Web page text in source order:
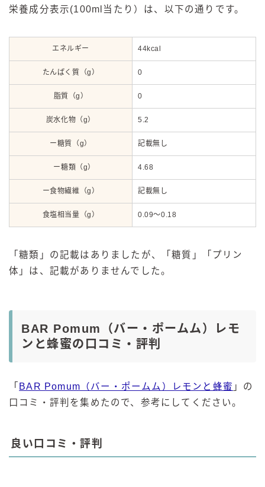
栄養成分表示(100ml当たり）は、以下の通りです。
エネルギー 44kcal
たんぱく質（g） 0
脂質（g） 0
炭水化物（g） 5.2
ー糖質（g） 記載無し
ー糖類（g） 4.68
ー食物繊維（g） 記載無し
食塩相当量（g） 0.09～0.18
「糖類」の記載はありましたが、「糖質」「プリン
体」は、記載がありませんでした。
BAR Pomum（バー・ポームム）レモ
ンと蜂蜜の口コミ・評判
「 BAR Pomum（バー・ポームム）レモンと蜂蜜 」の
口コミ・評判を集めたので、参考にしてください。
良い口コミ・評判